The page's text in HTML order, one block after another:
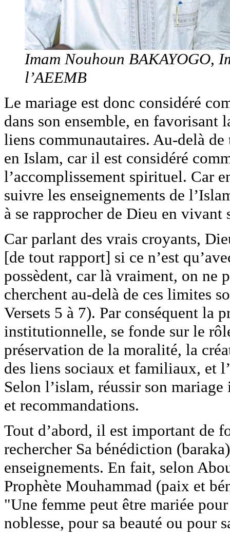
Imam Nouhoun BAKAYOGO,
l’AEEMB
Le mariage est donc considéré
dans son ensemble, en favorisant
liens communautaires. Au-delà
en Islam, car il est considéré
l’accomplissement spirituel. Car
suivre les enseignements de
à se rapprocher de Dieu en vivant
Car parlant des vrais croyants,
[de tout rapport] si ce n’est
possèdent, car là vraiment, on ne
cherchent au-delà de ces limites
Versets 5 à 7). Par conséquent la
institutionnelle, se fonde sur le
préservation de la moralité, la
des liens sociaux et familiaux, et
Selon l’islam, réussir son
et recommandations.
Tout d’abord, il est important de
rechercher Sa bénédiction
enseignements. En fait, selon
Prophète Mouhammad (paix et
"Une femme peut être mariée
noblesse, pour sa beauté ou pour